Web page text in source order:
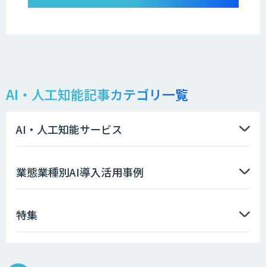
AI・人工知能記事カテゴリ一覧
AI・人工知能サービス
業態業種別AI導入活用事例
特集